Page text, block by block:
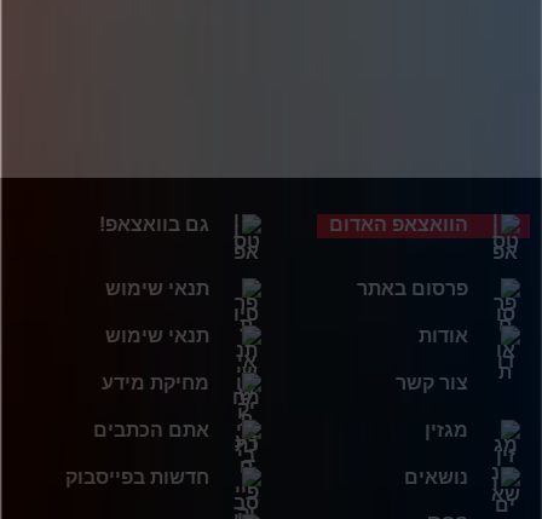
גם בוואצאפ!
תנאי שימוש
תנאי שימוש
מחיקת מידע
אתם הכתבים
חדשות בפייסבוק
הוואצאפ האדום
פרסום באתר
אודות
צור קשר
מגזין
נושאים